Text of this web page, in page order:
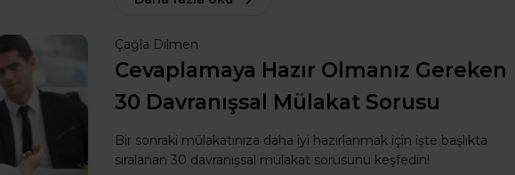
Çağla Dilmen
Cevaplamaya Hazır Olmanız Gereken
30 Davranışsal Mülakat Sorusu
Bir sonraki mülakatınıza daha iyi hazırlanmak için işte başlıkta
sıralanan 30 davranışsal mülakat sorusunu keşfedin!